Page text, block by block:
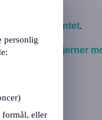
starte printet.
foer du fjerner
personlig
formål, eller